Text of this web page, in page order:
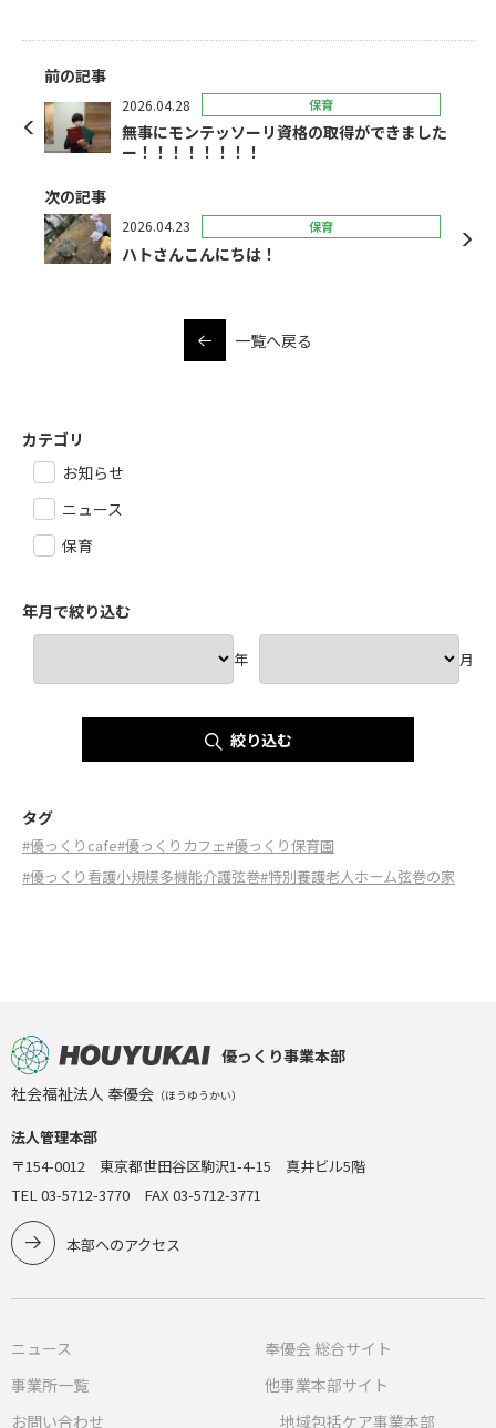
前の記事
2026.04.28 保育
無事にモンテッソーリ資格の取得ができました
ー！！！！！！！！
次の記事
2026.04.23 保育
ハトさんこんにちは！
一覧へ戻る
カテゴリ
お知らせ
ニュース
保育
年月で絞り込む
年 月
絞り込む
タグ
#優っくりcafe#優っくりカフェ#優っくり保育園
#優っくり看護小規模多機能介護弦巻#特別養護老人ホーム弦巻の家
優っくり事業本部
社会福祉法人 奉優会 （ほうゆうかい）
法人管理本部
〒154-0012 東京都世田谷区駒沢1-4-15 真井ビル5階
TEL 03-5712-3770 FAX 03-5712-3771
本部へのアクセス
ニュース
事業所一覧
お問い合わせ
奉優会 総合サイト
他事業本部サイト
地域包括ケア事業本部